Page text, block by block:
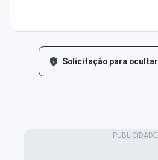
Solicitação para